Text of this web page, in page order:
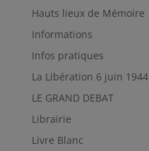
Hauts lieux de Mémoire
Informations
Infos pratiques
La Libération 6 juin 1944
LE GRAND DEBAT
Librairie
Livre Blanc